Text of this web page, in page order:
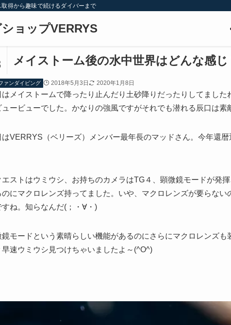
得から趣味で続けるダイバーまで
ョップVERRYS
メイストーム後の水中世界はどんな感じ
ァンダイビング 2018年5月3日 2020年1月8日
はメイストームで降ったり止んだり土砂降りだったりしてまし
ュービューでした。かなりの強風ですがそれでも潜れる辰口は素
はVERRYS（ベリーズ）メンバー最年長のマッドさん。今年還
エストはウミウシ、お持ちのカメラはTG４、顕微鏡モードが発
のにマクロレンズ持ってました。いや、マクロレンズが要らな
すね。知らなんだ(；・∀・)
鏡モードという素晴らしい機能があるのにさらにマクロレンズ
早速ウミウシ見つけちゃいましたよ～(^O^)